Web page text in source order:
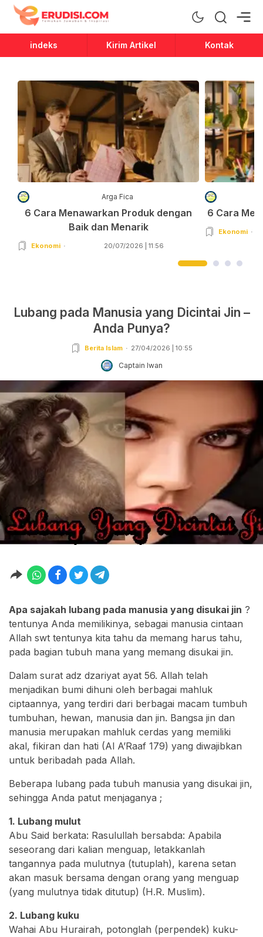
Erudisi
Temukan Jawaban dan Inspirasi
indeks Kirim Artikel Kontak
Arga Fica
6 Cara Menawarkan Produk dengan
Baik dan Menarik
Ekonomi 20/07/2026 | 11:56
6 Cara
Ekonomi
Lubang pada Manusia yang Dicintai Jin –
Anda Punya?
Berita Islam 27/04/2026 | 10:55
Captain Iwan
Apa sajakah lubang pada manusia yang disukai jin ?
tentunya Anda memilikinya, sebagai manusia cintaan
Allah swt tentunya kita tahu da memang harus tahu,
pada bagian tubuh mana yang memang disukai jin.
Dalam surat adz dzariyat ayat 56. Allah telah
menjadikan bumi dihuni oleh berbagai mahluk
ciptaannya, yang terdiri dari berbagai macam tumbuh
tumbuhan, hewan, manusia dan jin. Bangsa jin dan
manusia merupakan mahluk cerdas yang memiliki
akal, fikiran dan hati (Al A’Raaf 179) yang diwajibkan
untuk beribadah pada Allah.
Beberapa lubang pada tubuh manusia yang disukai jin,
sehingga Anda patut menjaganya ;
1. Lubang mulut
Abu Said berkata: Rasulullah bersabda: Apabila
seseorang dari kalian menguap, letakkanlah
tangannya pada mulutnya (tutuplah), karena setan
akan masuk bersama dengan orang yang menguap
(yang mulutnya tidak ditutup) (H.R. Muslim).
2. Lubang kuku
Wahai Abu Hurairah, potonglah (perpendek) kuku-